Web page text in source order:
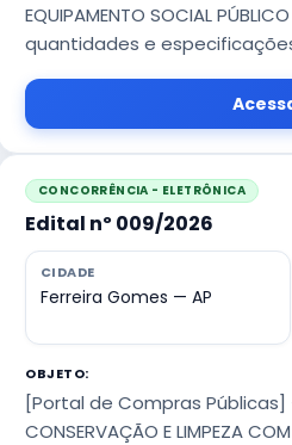
EQUIPAMENTO SOCIAL
quantidades e
CONCORRÊNCIA - ELETRÔNICA
Edital nº 009/2026
CIDADE
Ferreira Gomes — AP
OBJETO:
[Portal de Compras Públicas] -
CONSERVAÇÃO E LIMPEZA